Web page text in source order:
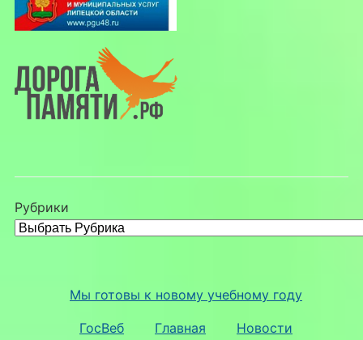
Рубрики
Мы готовы к новому учебному году
ГосВеб Главная Новости